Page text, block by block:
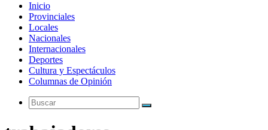
Inicio
Provinciales
Locales
Nacionales
Internacionales
Deportes
Cultura y Espectáculos
Columnas de Opinión
Buscar